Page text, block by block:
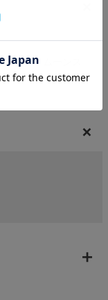
））・ムーンス